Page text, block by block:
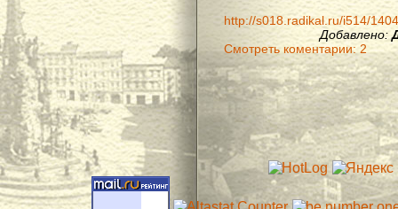
http://s018.radikal.ru/i514/
Добавлено:
Смотреть коментарии: 2